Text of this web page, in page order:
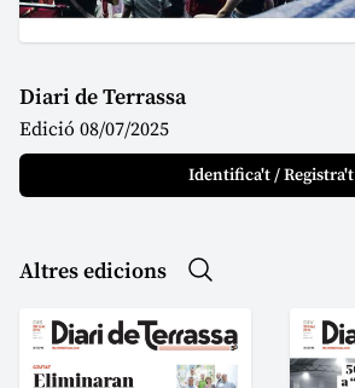
Diari de Terrassa
Edició 08/07/2025
Identifica't / Registra't
Altres edicions